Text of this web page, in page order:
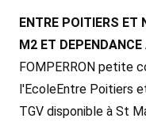
ENTRE POITIERS ET
M2 ET
FOMPERRON petite
l'EcoleEntre Poitiers
TGV disponible à St